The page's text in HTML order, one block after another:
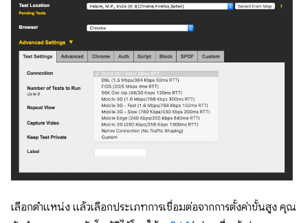
เลือกตำแหน่ง แล้วเลือกประเภทการเชื่อมต่อจากการตั้งค่าขั้นสูง คุณ